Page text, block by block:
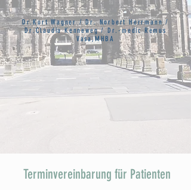
Dr.Kurt Wagner / Dr. Norbert Herrmann /
Dr.Claudia Kenneweg / Dr.-medic Remus
Vasa,MHBA
Terminvereinbarung für Patienten